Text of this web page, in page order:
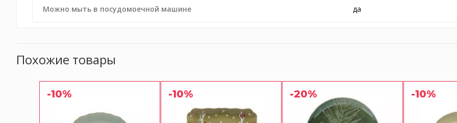
Можно мыть в посудомоечной машине да
Похожие товары
-10% -10% -20% -10%